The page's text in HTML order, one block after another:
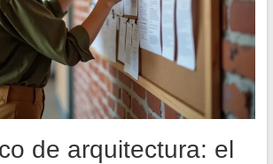
de arquitectura: el